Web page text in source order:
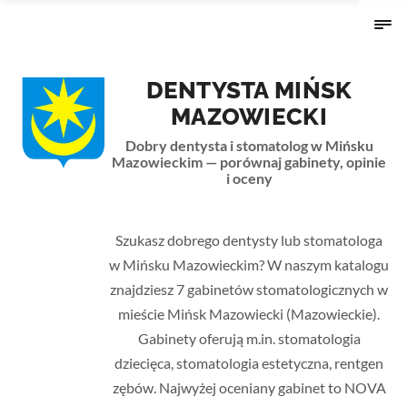
DENTYSTA MIŃSK
MAZOWIECKI
Dobry dentysta i stomatolog w Mińsku
Mazowieckim — porównaj gabinety, opinie
i oceny
Szukasz dobrego dentysty lub stomatologa
w Mińsku Mazowieckim? W naszym katalogu
znajdziesz 7 gabinetów stomatologicznych w
mieście Mińsk Mazowiecki (Mazowieckie).
Gabinety oferują m.in. stomatologia
dziecięca, stomatologia estetyczna, rentgen
zębów. Najwyżej oceniany gabinet to NOVA